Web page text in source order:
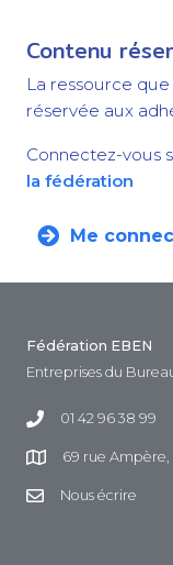
Contenu
La ressource
réservée aux
Connectez-vous
la fédération
Me
Fédération EBEN
Entreprises du
01 42 96 38 99
69 rue Ampère,
Nous écrire